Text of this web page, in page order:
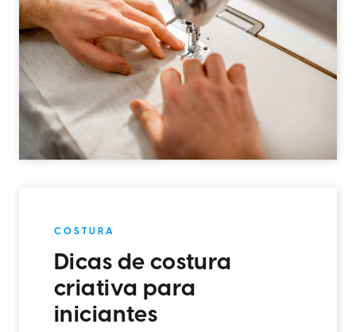
COSTURA
Dicas de costura
criativa para
iniciantes